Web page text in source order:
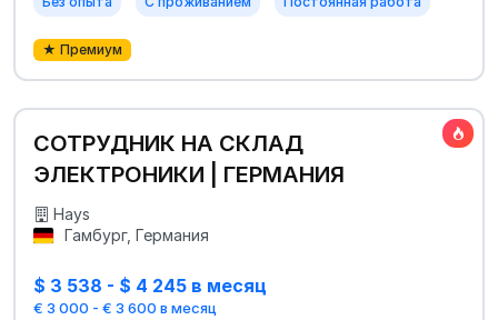
★ Премиум
СОТРУДНИК НА СКЛАД
ЭЛЕКТРОНИКИ | ГЕРМАНИЯ
Hays
Гамбург, Германия
$ 3 538 - $ 4 245 в месяц
€ 3 000 - € 3 600 в месяц